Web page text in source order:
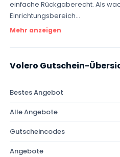
einfache Rückgaberecht. Als
Einrichtungsbereich...
Mehr anzeigen
Volero Gutschein-
Bestes Angebot
Alle Angebote
Gutscheincodes
Angebote